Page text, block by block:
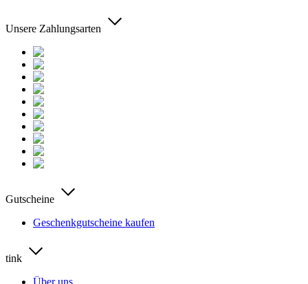
Unsere Zahlungsarten
Gutscheine
Geschenkgutscheine kaufen
tink